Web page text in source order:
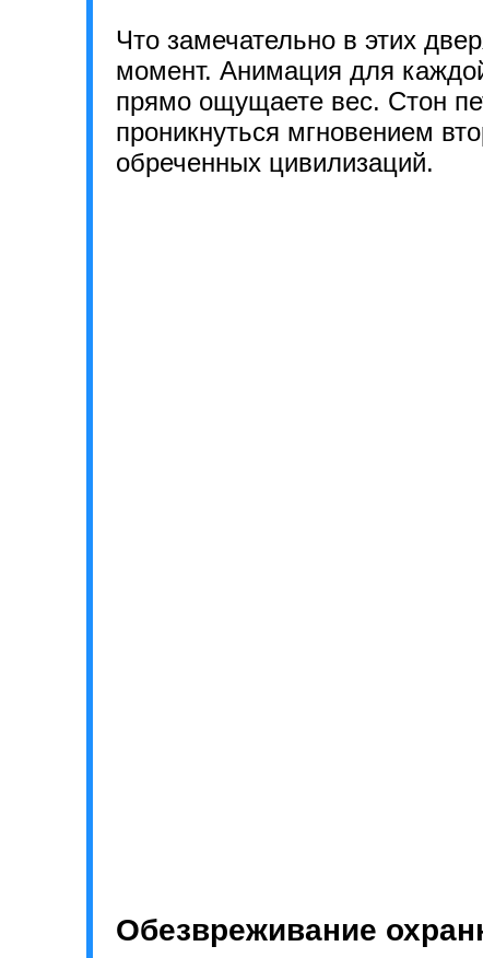
Что замечательно в этих
момент. Анимация для
прямо ощущаете вес. Стон
проникнуться мгновением
обреченных цивилизаций.
Обезвреживание